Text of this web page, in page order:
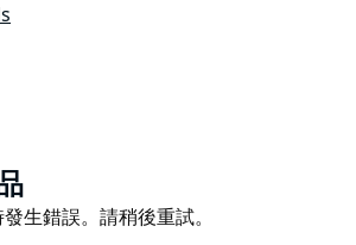
Snowy Campground) 坐落在古蘭戈
Creek) 旁，掩映在黑桉樹
的營位和簡樸的設施，共同構成了這
魅力。搭起帳篷或拖車後，您可以騎
，探索庫蘭戈平原 (Currango Plain)
生錯誤。請稍後重試。